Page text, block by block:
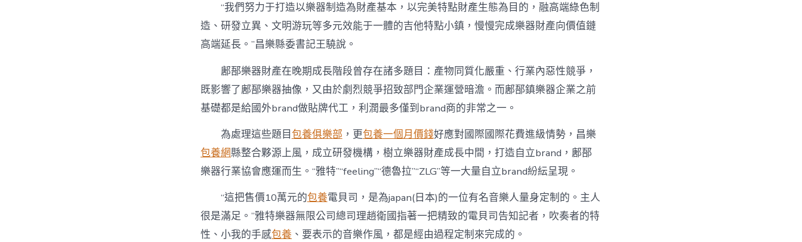
“我們努力于打造以樂器制造為財產基本，以完美特點財產生態為目的，融高端綠色制
造、研發立異、文明游玩等多元效能于一體的吉他特點小鎮，慢慢完成樂器財產向價值鏈
高端延長。”昌樂縣委書記王驍說。
鄌郚樂器財產在晚期成長階段曾存在諸多題目：產物同質化嚴重、行業內惡性競爭，
既影響了鄌郚樂器抽像，又由於劇烈競爭招致部門企業運營暗澹。而鄌郚鎮樂器企業之前
基礎都是給國外brand做貼牌代工，利潤最多僅到brand商的非常之一。
為處理這些題目包養俱樂部 ，更包養一個月價錢好應對國際國際花費進級情勢，昌樂
包養網縣整合夥源上風，成立研發機構，樹立樂器財產成長中間，打造自立brand，鄌郚
樂器行業協會應運而生。“雅特”“feeling”“德魯拉”“ZLG”等一大量自立brand紛紜呈現。
“這把售價10萬元的包養電貝司，是為japan(日本)的一位有名音樂人量身定制的。主人
很是滿足。”雅特樂器無限公司總司理趙衛國指著一把精致的電貝司告知記者，吹奏者的特
性、小我的手感包養 、要表示的音樂作風，都是經由過程定制來完成的。